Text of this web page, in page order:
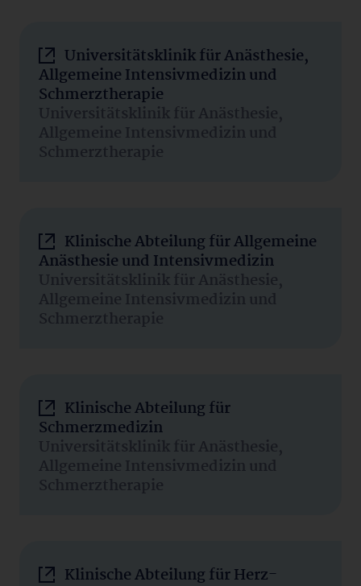
Universitätsklinik für Anästhesie,
Allgemeine Intensivmedizin und
Schmerztherapie
Universitätsklinik für Anästhesie,
Allgemeine Intensivmedizin und
Schmerztherapie
Klinische Abteilung für Allgemeine
Anästhesie und Intensivmedizin
Universitätsklinik für Anästhesie,
Allgemeine Intensivmedizin und
Schmerztherapie
Klinische Abteilung für
Schmerzmedizin
Universitätsklinik für Anästhesie,
Allgemeine Intensivmedizin und
Schmerztherapie
Klinische Abteilung für Herz-